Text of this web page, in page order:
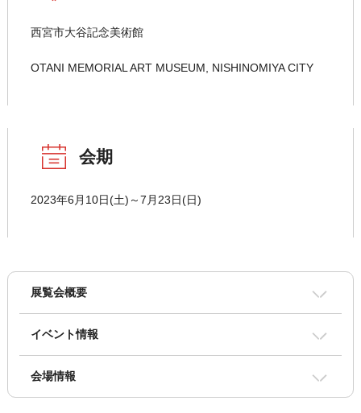
西宮市大谷記念美術館
OTANI MEMORIAL ART MUSEUM, NISHINOMIYA CITY
会期
2023年6月10日(土)～7月23日(日)
展覧会概要
イベント情報
会場情報